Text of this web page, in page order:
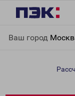
Ваш город
Саратов